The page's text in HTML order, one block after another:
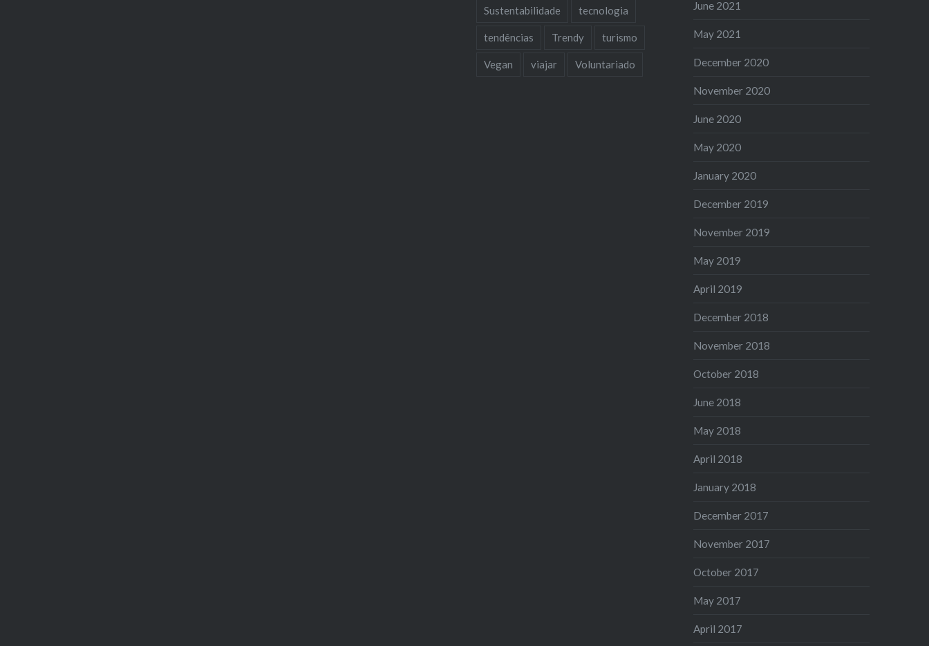
Sustentabilidade tecnologia
tendências Trendy turismo
Vegan viajar Voluntariado
June 2021
May 2021
December 2020
November 2020
June 2020
May 2020
January 2020
December 2019
November 2019
May 2019
April 2019
December 2018
November 2018
October 2018
June 2018
May 2018
April 2018
January 2018
December 2017
November 2017
October 2017
May 2017
April 2017